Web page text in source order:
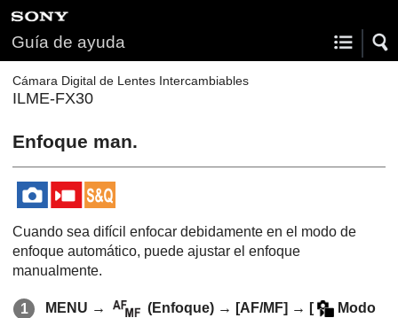
Guía de ayuda
Cámara Digital de Lentes Intercambiables
ILME-FX30
Enfoque man.
Cuando sea difícil enfocar debidamente en el modo de
enfoque automático, puede ajustar el enfoque
manualmente.
MENU → (Enfoque) → [AF/MF] → [
Modo